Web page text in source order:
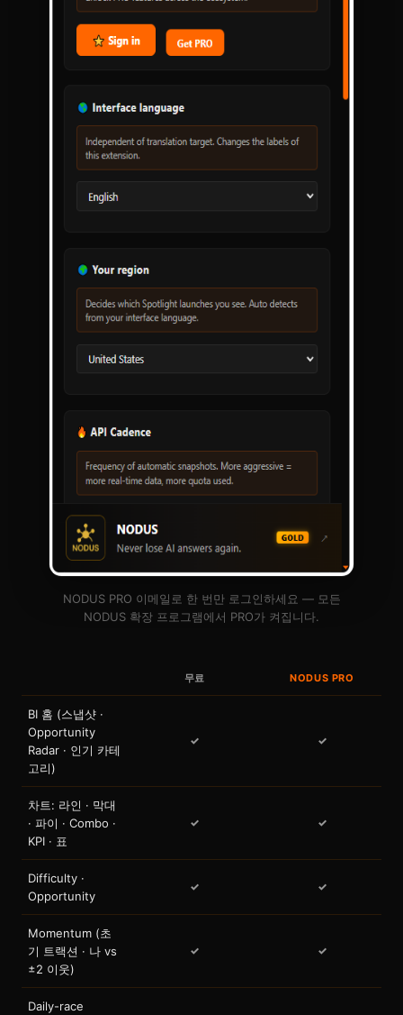
NODUS PRO 이메일로 한 번만 로그인하세요 — 모든
NODUS 확장 프로그램에서 PRO가 켜집니다.
무료 NODUS PRO
BI 홈 (스냅샷 ·
Opportunity
Radar · 인기 카테
고리)
✓ ✓
차트: 라인 · 막대
· 파이 · Combo ·
KPI · 표
✓ ✓
Difficulty ·
Opportunity
✓ ✓
Momentum (초
기 트랙션 · 나 vs
±2 이웃)
✓ ✓
Daily-race